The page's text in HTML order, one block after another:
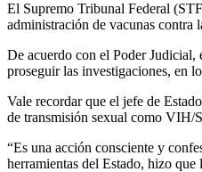
El Supremo Tribunal Federal
administración de vacunas
De acuerdo con el Poder Judicial,
proseguir las investigaciones, en
Vale recordar que el jefe de
de transmisión sexual como VIH/
“Es una acción consciente y
herramientas del Estado, hizo que